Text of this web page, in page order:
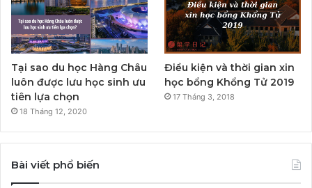
Tại sao du học Hàng Châu
luôn được lưu học sinh ưu
tiên lựa chọn
18 Tháng 12, 2020
Điều kiện và thời gian xin
học bổng Khổng Tử 2019
17 Tháng 3, 2018
Bài viết phổ biến